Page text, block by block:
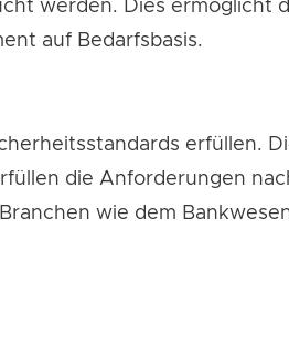
werden. Dies ermöglicht
auf Bedarfsbasis.
erfüllen.
die Anforderungen
wie dem